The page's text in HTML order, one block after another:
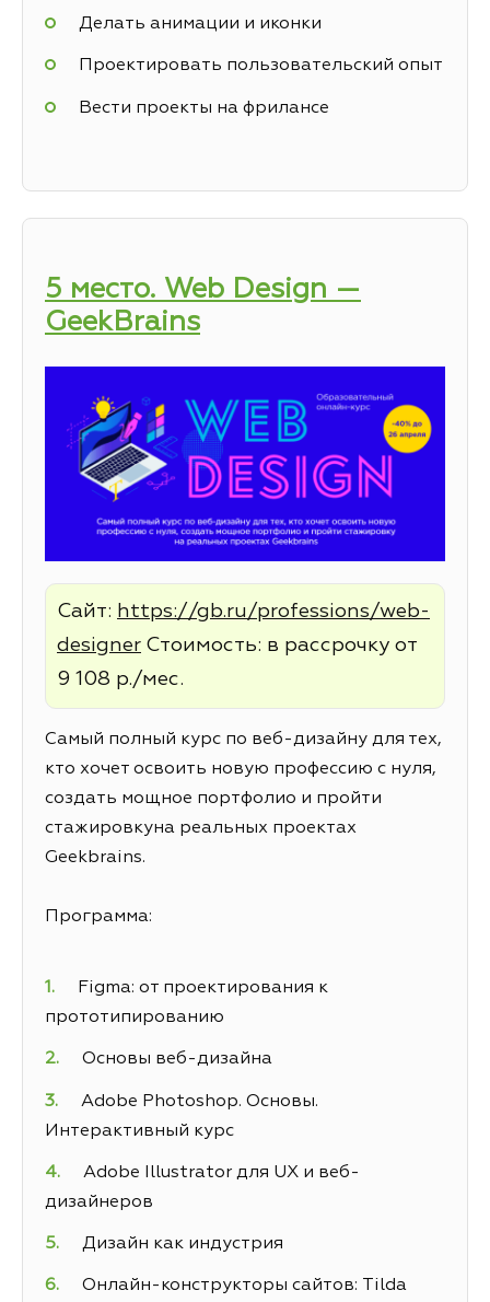
Делать анимации и иконки
Проектировать пользовательский опыт
Вести проекты на фрилансе
5 место. Web Design —
GeekBrains
Сайт: https://gb.ru/professions/web-
designer Стоимость: в рассрочку от
9 108 р./мес.
Самый полный курс по веб-дизайну для тех,
кто хочет освоить новую профессию с нуля,
создать мощное портфолио и пройти
стажировкуна реальных проектах
Geekbrains.
Программа:
Figma: от проектирования к
прототипированию
Основы веб-дизайна
Adobe Photoshop. Основы.
Интерактивный курс
Adobe Illustrator для UX и веб-
дизайнеров
Дизайн как индустрия
Онлайн-конструкторы сайтов: Tilda